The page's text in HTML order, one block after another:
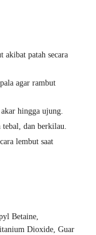
akibat patah secara
agar rambut
hingga ujung.
tebal, dan berkilau.
lembut saat
Betaine,
Dioxide, Guar